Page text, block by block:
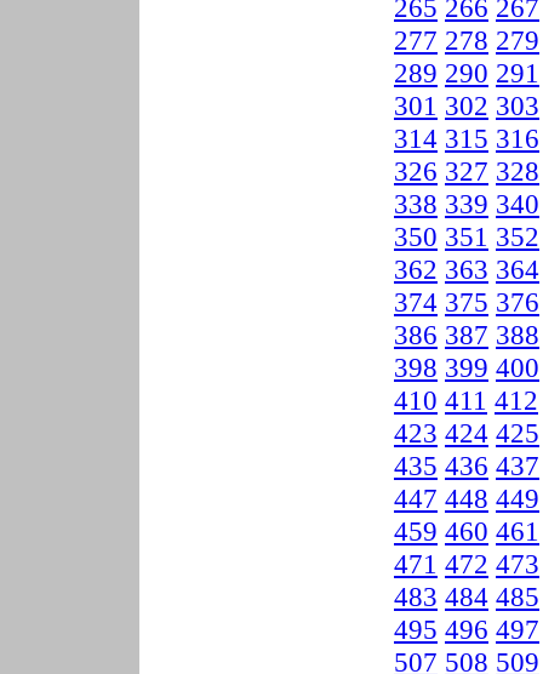
265 266 267
277 278 279
289 290 291
301 302 303
314 315 316
326 327 328
338 339 340
350 351 352
362 363 364
374 375 376
386 387 388
398 399 400
410 411 412
423 424 425
435 436 437
447 448 449
459 460 461
471 472 473
483 484 485
495 496 497
507 508 509